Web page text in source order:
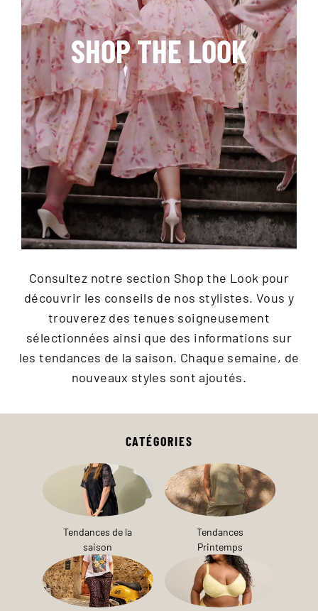
SHOP THE LOOK
Consultez notre section Shop the Look pour
découvrir les conseils de nos stylistes. Vous y
trouverez des tenues soigneusement
sélectionnées ainsi que des informations sur
les tendances de la saison. Chaque semaine, de
nouveaux styles sont ajoutés.
CATÉGORIES
Tendances de la
saison
Tendances
Printemps